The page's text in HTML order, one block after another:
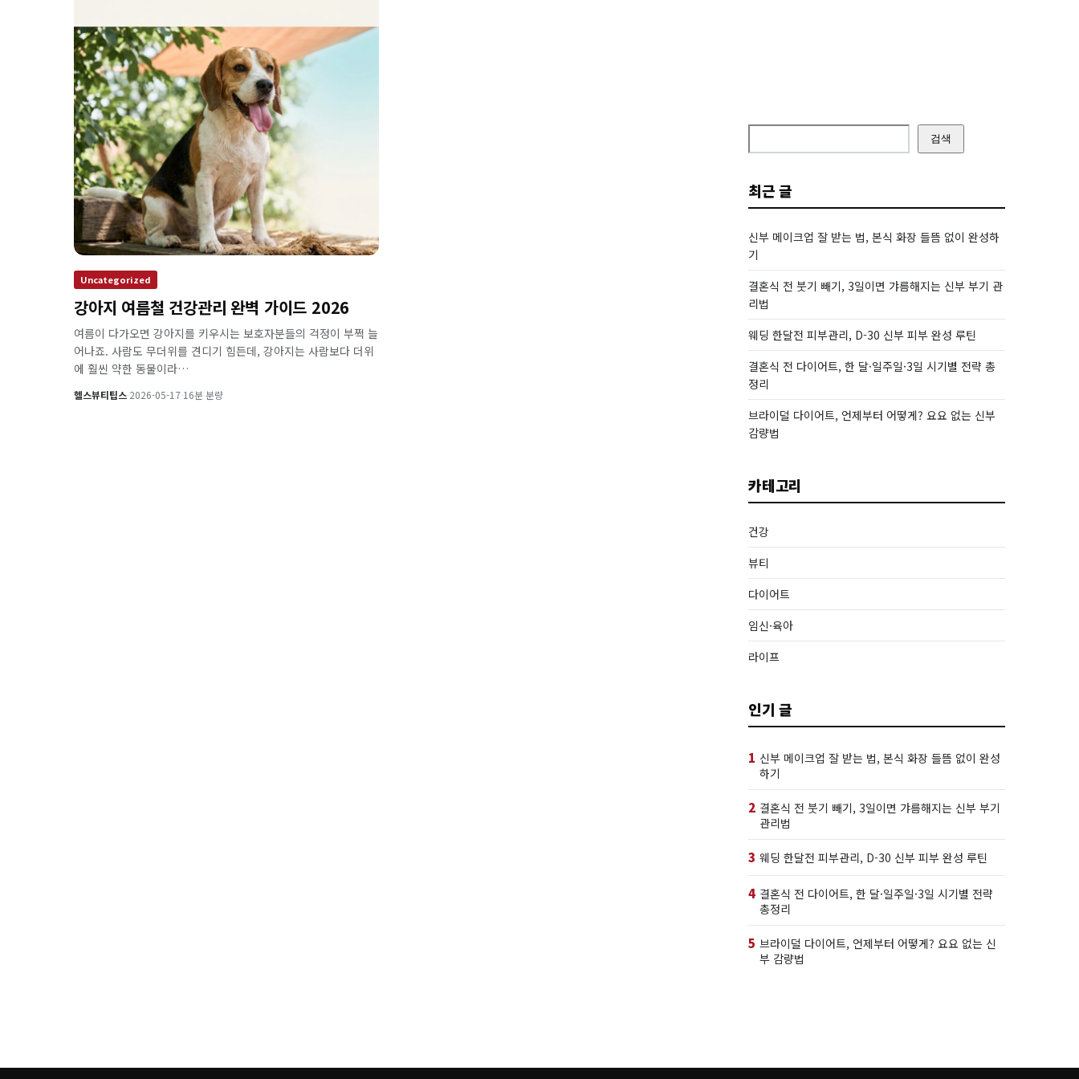
Uncategorized
강아지 여름철 건강관리 완벽 가이드 2026
여름이 다가오면 강아지를 키우시는 보호자분들의 걱정이 부쩍 늘
어나죠. 사람도 무더위를 견디기 힘든데, 강아지는 사람보다 더위
에 훨씬 약한 동물이라…
헬스뷰티팁스·2026-05-17·16분 분량
검색
최근 글
신부 메이크업 잘 받는 법, 본식 화장 들뜸 없이 완성하
기
결혼식 전 붓기 빼기, 3일이면 갸름해지는 신부 부기 관
리법
웨딩 한달전 피부관리, D-30 신부 피부 완성 루틴
결혼식 전 다이어트, 한 달·일주일·3일 시기별 전략 총
정리
브라이덜 다이어트, 언제부터 어떻게? 요요 없는 신부
감량법
카테고리
건강
뷰티
다이어트
임신·육아
라이프
인기 글
1 신부 메이크업 잘 받는 법, 본식 화장 들뜸 없이 완성
하기
2 결혼식 전 붓기 빼기, 3일이면 갸름해지는 신부 부기
관리법
3 웨딩 한달전 피부관리, D-30 신부 피부 완성 루틴
4 결혼식 전 다이어트, 한 달·일주일·3일 시기별 전략
총정리
5 브라이덜 다이어트, 언제부터 어떻게? 요요 없는 신
부 감량법